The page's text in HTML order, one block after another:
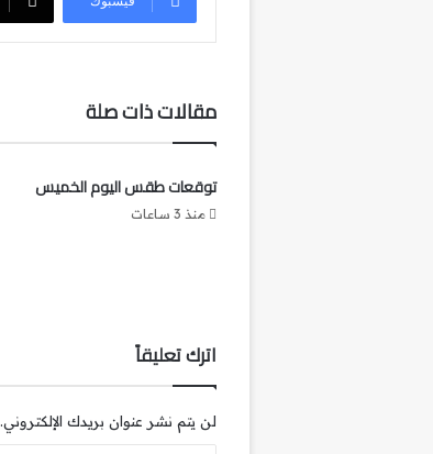
مقالات ذات صلة
توقعات طقس اليوم الخميس
منذ 3 ساعات
اترك تعليقاً
لن يتم نشر عنوان بريدك الإلكتروني.